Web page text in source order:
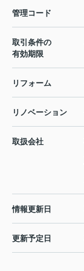
管理コード
取引条件の
有効期限
リフォーム
リノベーション
取扱会社
情報更新日
更新予定日